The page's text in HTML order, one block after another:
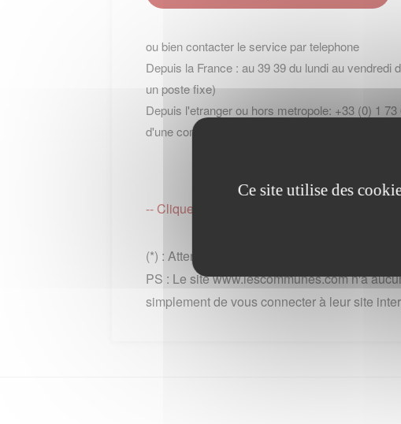
ou bien contacter le service par telephone
Depuis la France : au 39 39 du lundi au vendredi
un poste fixe)
Depuis l'etranger ou hors metropole: +33 (0) 1
d'une communication + cout de l'appel
-- Cliquez ici pour revenir sur la page de
(*) : Attention des frais téléphoniques peuvent
PS : Le site www.lescommunes.com n'a
simplement de vous connecter à leur site
Ce site utilise des